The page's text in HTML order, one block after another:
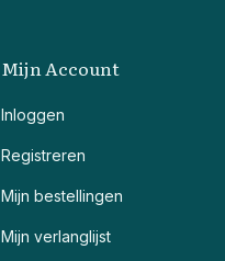
Mijn Account
Inloggen
Registreren
Mijn bestellingen
Mijn verlanglijst